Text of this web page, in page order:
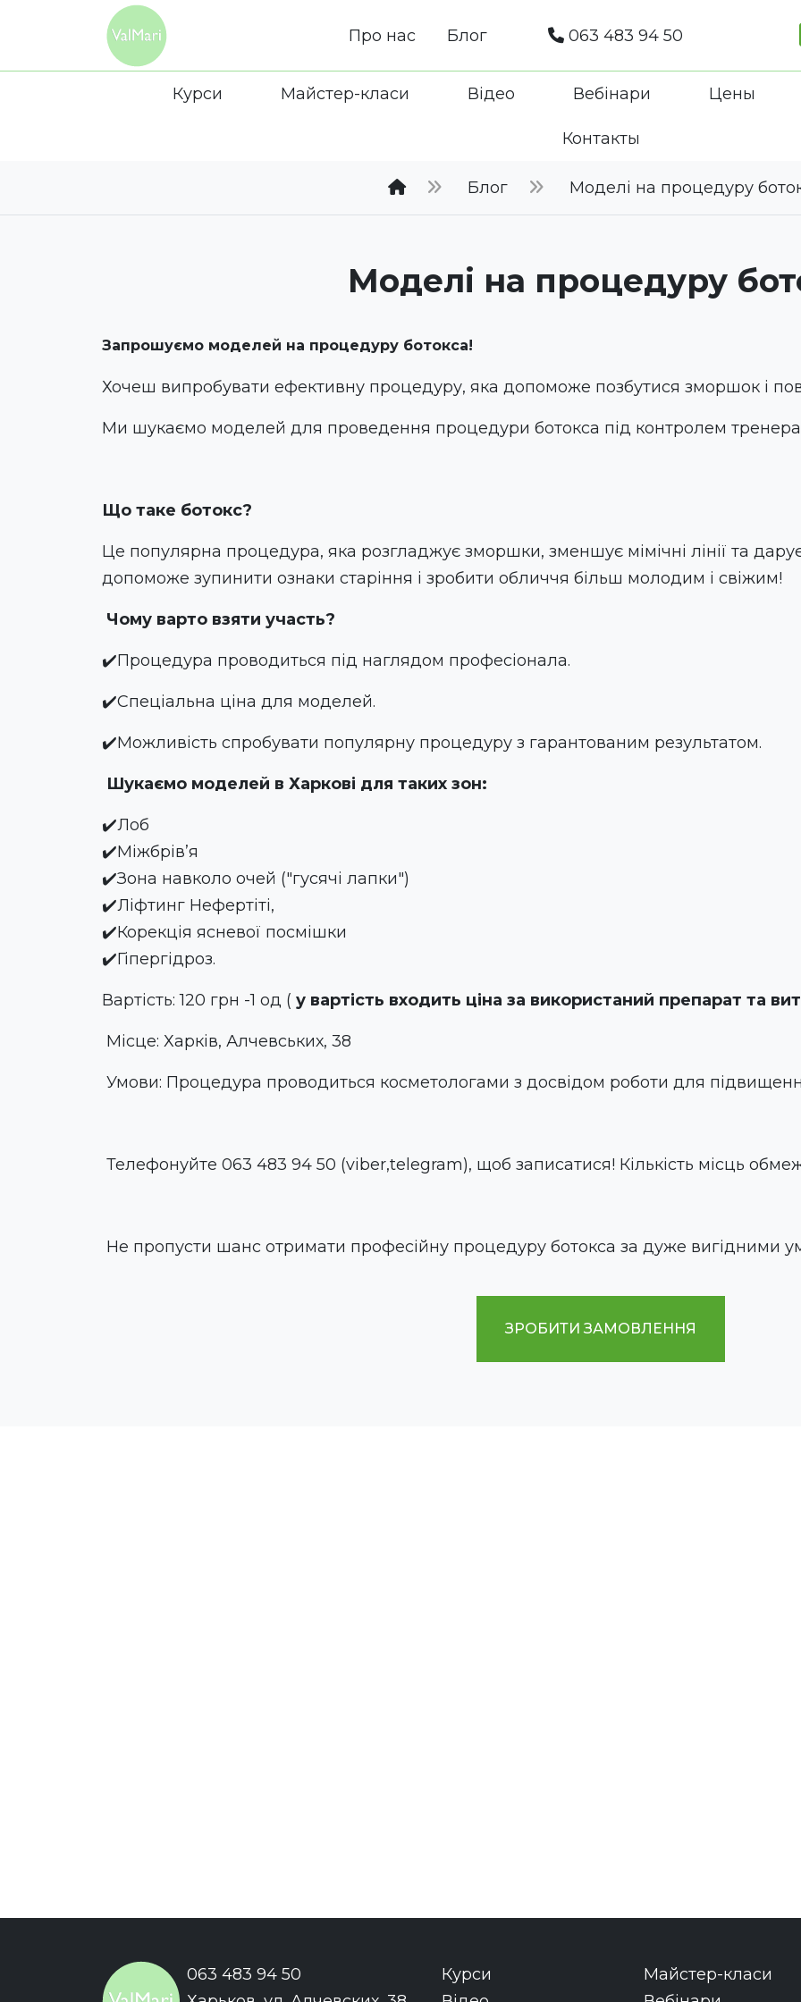
Про нас Блог 063 483 94 50
Курси Майстер-класи Відео Вебінари Цены
Контакты
Блог Моделі на процедуру
Моделі на процедуру
Запрошуємо моделей на процедуру ботокса!
Хочеш випробувати ефективну процедуру, яка допоможе позбутися зморшок і
Ми шукаємо моделей для проведення процедури ботокса під контролем
Що таке ботокс?
Це популярна процедура, яка розгладжує зморшки, зменшує мімічні лінії та дарує
допоможе зупинити ознаки старіння і зробити обличчя більш молодим і свіжим!
Чому варто взяти участь?
✔️Процедура проводиться під наглядом професіонала.
✔️Спеціальна ціна для моделей.
✔️Можливість спробувати популярну процедуру з гарантованим результатом.
Шукаємо моделей в Харкові для таких зон:
✔️Лоб
✔️Міжбрів’я
✔️Зона навколо очей ("гусячі лапки")
✔️Ліфтинг Нефертіті,
✔️Корекція ясневої посмішки
✔️Гіпергідроз.
Вартість: 120 грн -1 од ( у вартість входить ціна за використаний препарат та
Місце: Харків, Алчевських, 38
Умови: Процедура проводиться косметологами з досвідом роботи для підвищення
Телефонуйте 063 483 94 50 (viber,telegram), щоб записатися! Кількість місць
Не пропусти шанс отримати професійну процедуру ботокса за дуже вигідними
ЗРОБИТИ ЗАМОВЛЕННЯ
063 483 94 50
Курси
Майстер-класи